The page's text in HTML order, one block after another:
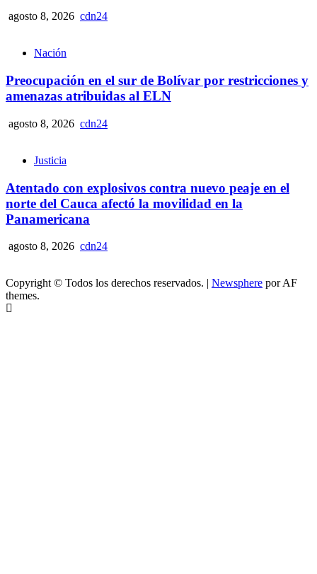
agosto 8, 2026 cdn24
Nación
Preocupación en el sur de Bolívar por restricciones y
amenazas atribuidas al ELN
agosto 8, 2026 cdn24
Justicia
Atentado con explosivos contra nuevo peaje en el
norte del Cauca afectó la movilidad en la
Panamericana
agosto 8, 2026 cdn24
Copyright © Todos los derechos reservados. | Newsphere por AF
themes.